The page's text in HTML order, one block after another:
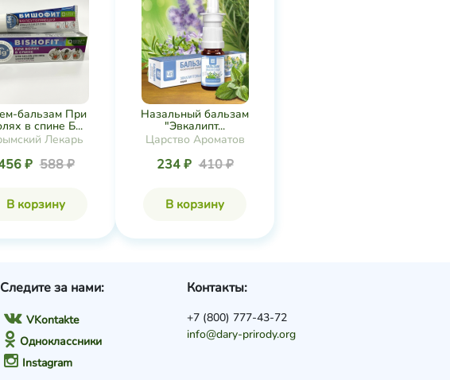
бальзам При
в спине Б...
Лекарь
₽ 588 ₽
В корзину
Назальный бальзам
"Эвкалипт...
Царство Ароматов
234 ₽ 410 ₽
В корзину
Следите за нами:
VKontakte
Одноклассники
Instagram
Контакты:
+7 (800) 777-43-72
info@dary-prirody.org